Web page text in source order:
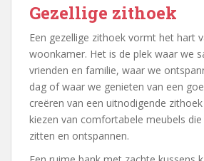
Gezellige zithoek
Een gezellige zithoek vormt het hart
woonkamer. Het is de plek waar we
vrienden en familie, waar we
dag of waar we genieten van een
creëren van een uitnodigende
kiezen van comfortabele meubels
zitten en ontspannen.